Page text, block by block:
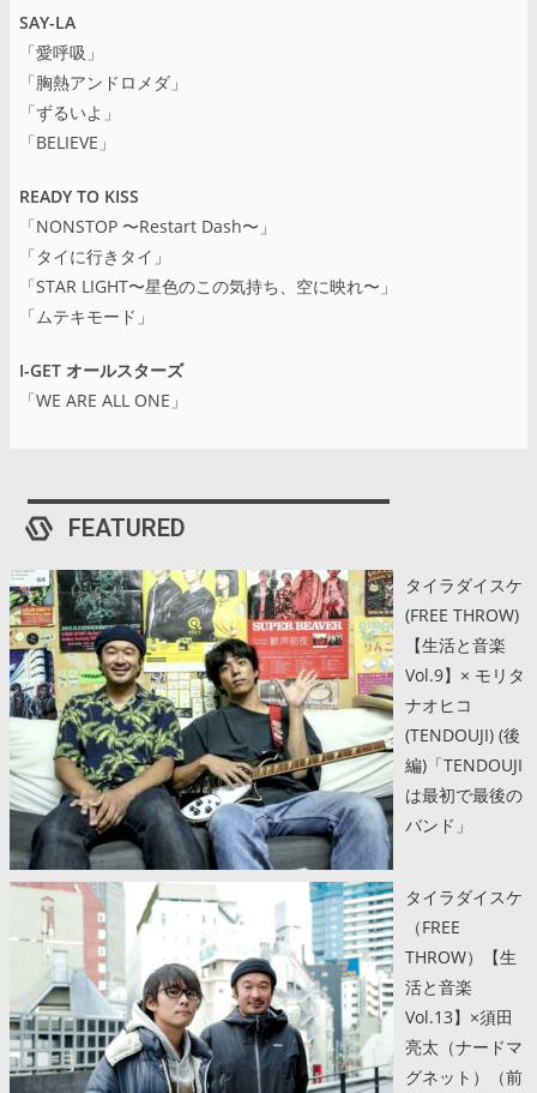
SAY-LA
「愛呼吸」
「胸熱アンドロメダ」
「ずるいよ」
「BELIEVE」
READY TO KISS
「NONSTOP 〜Restart Dash〜」
「タイに行きタイ」
「STAR LIGHT〜星色のこの気持ち、空に映れ〜」
「ムテキモード」
I-GET オールスターズ
「WE ARE ALL ONE」
FEATURED
タイラダイスケ
(FREE THROW)
【生活と音楽
Vol.9】× モリタ
ナオヒコ
(TENDOUJI) (後
編)「TENDOUJI
は最初で最後の
バンド」
タイラダイスケ
（FREE
THROW）【生
活と音楽
Vol.13】×須田
亮太（ナードマ
グネット）（前